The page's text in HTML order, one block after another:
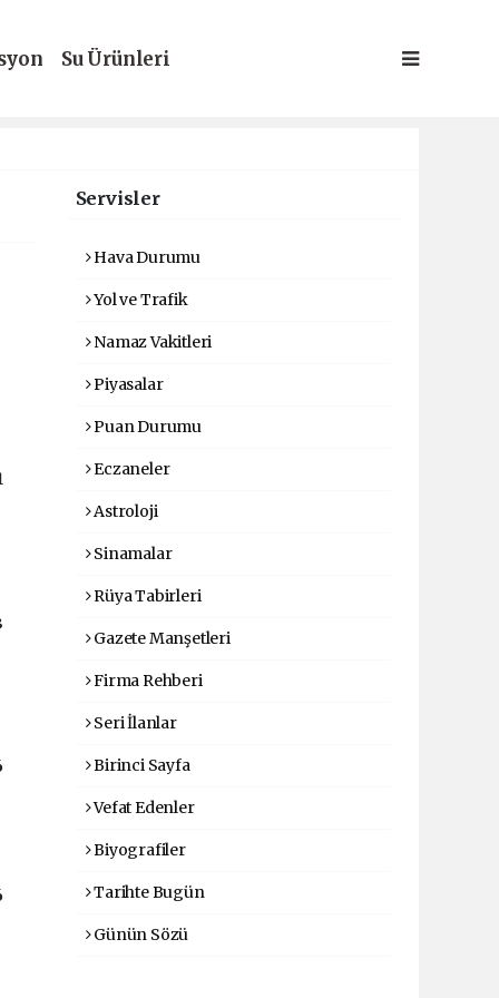
Su Ürünleri
Servisler
Hava Durumu
Yol ve Trafik
Namaz Vakitleri
Piyasalar
Puan Durumu
Eczaneler
Astroloji
Sinamalar
Rüya Tabirleri
Gazete Manşetleri
Firma Rehberi
Seri İlanlar
Birinci Sayfa
Vefat Edenler
Biyografiler
Tarihte Bugün
Günün Sözü